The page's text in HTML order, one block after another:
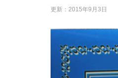
更新：2015年9月3日